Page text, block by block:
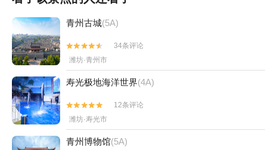
青州古城(5A)


34条评论
潍坊·青州市
寿光极地海洋世界(4A)


12条评论
潍坊·寿光市
青州博物馆(5A)